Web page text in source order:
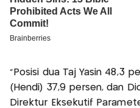
“Posisi dua Taj Yasin 48,3
(Hendi) 37,9 persen, dan
Direktur Eksekutif